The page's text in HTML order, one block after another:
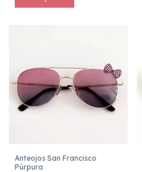
Anteojos San Francisco
Púrpura